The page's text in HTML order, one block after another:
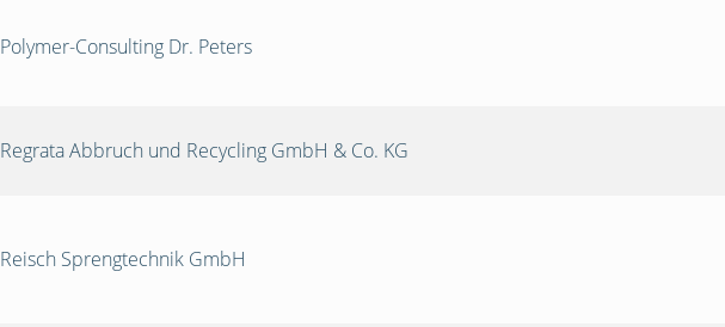
Polymer-Consulting Dr. Peters
Regrata Abbruch und Recycling GmbH & Co. KG
Reisch Sprengtechnik GmbH